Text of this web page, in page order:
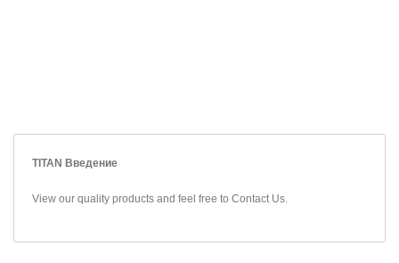
TITAN Введение
View our quality products and feel free to Contact Us.